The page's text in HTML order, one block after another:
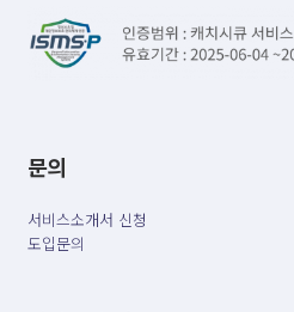
문의
서비스소개서 신청
도입문의